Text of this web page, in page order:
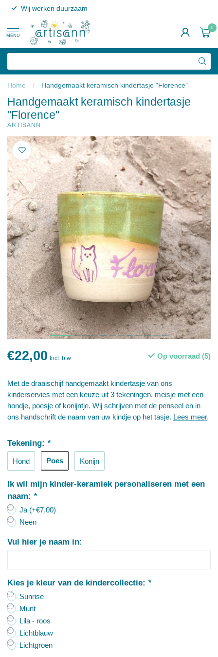
Wij werken duurzaam
MENU
0
Home / Handgemaakt keramisch kindertasje "Florence"
Handgemaakt keramisch kindertasje
"Florence"
ARTISANN
€22,00 Incl. btw Op voorraad (5)
Met de draaischijf handgemaakt kindertasje van ons
kinderservies met een keuze uit 3 tekeningen, meisje met een
hondje, poesje of konijntje. Wij schrijven met de penseel en in
ons handschrift de naam van uw kindje op het tasje. Lees meer.
Tekening: *
Hond Poes Konijn
Ik wil mijn kinder-keramiek personaliseren met een
naam: *
Ja (+€7,00)
Neen
Vul hier je naam in:
Kies je kleur van de kindercollectie: *
Sunrise
Munt
Lila - roos
Lichtblauw
Lichtgroen